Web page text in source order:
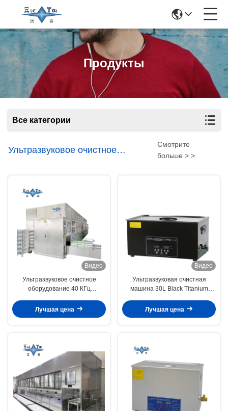
Продукты
Все категории
Ультразвуковое очистное
оборудование
Смотрите
больше > >
Видео
Ультразвуковое очистное
оборудование 40 КГц
части Ультразвуковое
очиститель 80 КВт
Лучшая цена
Видео
Ультразвуковая очистная
машина 30L Black Titanium
машина многофункциональная
промышленная коммерческая
Лучшая цена